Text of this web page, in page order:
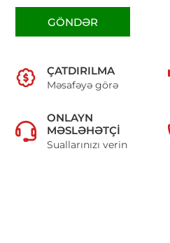
GÖNDƏR
ÇATDIRILMA
Məsafəyə görə
ONLAYN
MƏSLƏHƏTÇI
Suallarınızı verin